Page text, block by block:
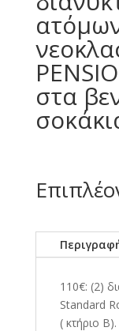
στα
110€: (2)
Standard
( κτήριο